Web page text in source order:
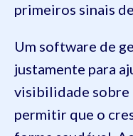
primeiros sinais
Um software de
justamente para
visibilidade sobre
permitir que o